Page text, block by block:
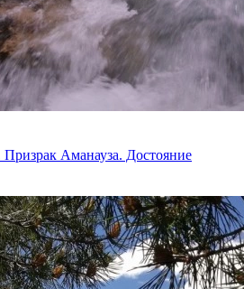
Аманауза. Достояние